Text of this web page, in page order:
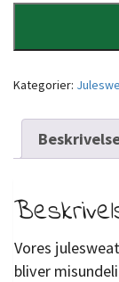
Kategorier:
Vores
bliver